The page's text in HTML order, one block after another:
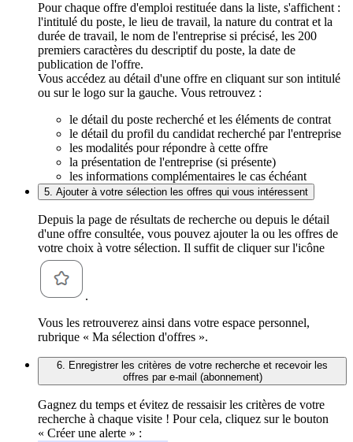
Pour chaque offre d'emploi restituée dans la liste, s'affichent :
l'intitulé du poste, le lieu de travail, la nature du contrat et la
durée de travail, le nom de l'entreprise si précisé, les 200
premiers caractères du descriptif du poste, la date de
publication de l'offre.
Vous accédez au détail d'une offre en cliquant sur son intitulé
ou sur le logo sur la gauche. Vous retrouvez :
le détail du poste recherché et les éléments de contrat
le détail du profil du candidat recherché par l'entreprise
les modalités pour répondre à cette offre
la présentation de l'entreprise (si présente)
les informations complémentaires le cas échéant
5. Ajouter à votre sélection les offres qui vous intéressent
Depuis la page de résultats de recherche ou depuis le détail
d'une offre consultée, vous pouvez ajouter la ou les offres de
votre choix à votre sélection. Il suffit de cliquer sur l'icône
.
Vous les retrouverez ainsi dans votre espace personnel,
rubrique « Ma sélection d'offres ».
6. Enregistrer les critères de votre recherche et recevoir les
offres par e-mail (abonnement)
Gagnez du temps et évitez de ressaisir les critères de votre
recherche à chaque visite ! Pour cela, cliquez sur le bouton
« Créer une alerte » :